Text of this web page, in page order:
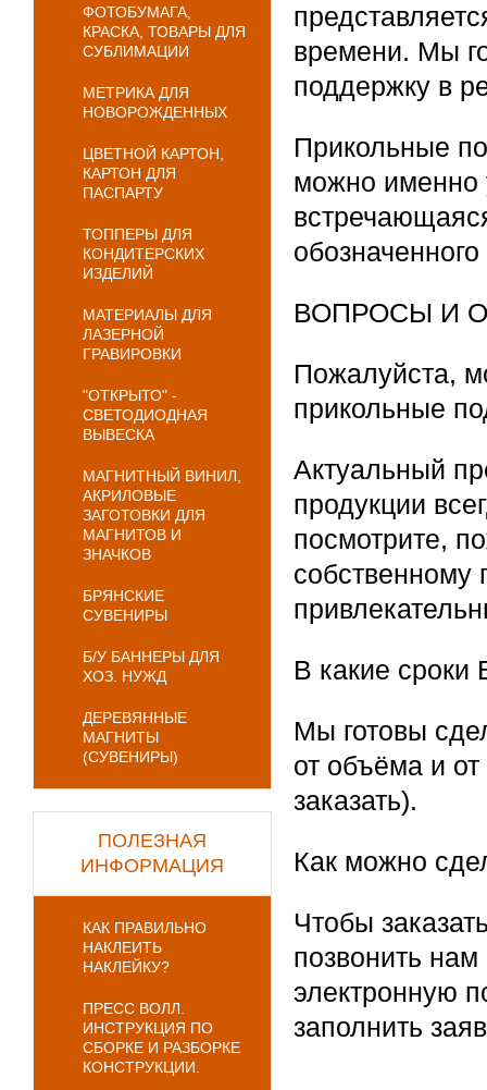
ФОТОБУМАГА,
КРАСКА, ТОВАРЫ ДЛЯ
СУБЛИМАЦИИ
МЕТРИКА ДЛЯ
НОВОРОЖДЕННЫХ
ЦВЕТНОЙ КАРТОН,
КАРТОН ДЛЯ
ПАСПАРТУ
ТОППЕРЫ ДЛЯ
КОНДИТЕРСКИХ
ИЗДЕЛИЙ
МАТЕРИАЛЫ ДЛЯ
ЛАЗЕРНОЙ
ГРАВИРОВКИ
"ОТКРЫТО" -
СВЕТОДИОДНАЯ
ВЫВЕСКА
МАГНИТНЫЙ ВИНИЛ,
АКРИЛОВЫЕ
ЗАГОТОВКИ ДЛЯ
МАГНИТОВ И
ЗНАЧКОВ
БРЯНСКИЕ
СУВЕНИРЫ
Б/У БАННЕРЫ ДЛЯ
ХОЗ. НУЖД
ДЕРЕВЯННЫЕ
МАГНИТЫ
(СУВЕНИРЫ)
ПОЛЕЗНАЯ
ИНФОРМАЦИЯ
КАК ПРАВИЛЬНО
НАКЛЕИТЬ
НАКЛЕЙКУ?
ПРЕСС ВОЛЛ.
ИНСТРУКЦИЯ ПО
СБОРКЕ И РАЗБОРКЕ
КОНСТРУКЦИИ.
времени. Мы
поддержку в
Прикольные
можно именно
ВОПРОСЫ И
Пожалуйста,
прикольные
Актуальный
продукции
посмотрите,
собственному
В какие сроки
Мы готовы
от объёма и
заказать).
Как можно
Чтобы
позвонить
электронную
заполнить